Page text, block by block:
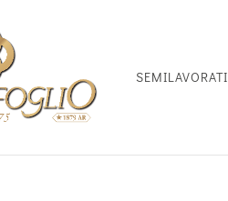
SEMILAVORATI